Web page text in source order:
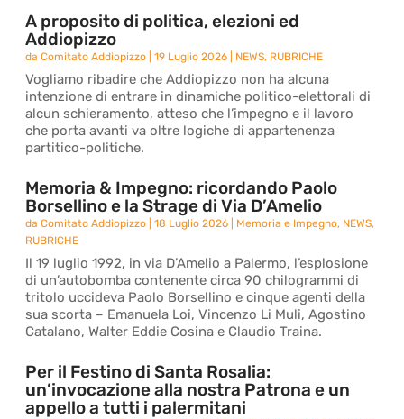
A proposito di politica, elezioni ed
Addiopizzo
daComitato Addiopizzo |19 Luglio 2026 NEWS, RUBRICHE
Vogliamo ribadire che Addiopizzo non ha alcuna
intenzione di entrare in dinamiche politico-elettorali di
alcun schieramento, atteso che l’impegno e il lavoro
che porta avanti va oltre logiche di appartenenza
partitico-politiche.
Memoria & Impegno: ricordando Paolo
Borsellino e la Strage di Via D’Amelio
daComitato Addiopizzo |18 Luglio 2026 Memoria e Impegno, NEWS,
RUBRICHE
Il 19 luglio 1992, in via D’Amelio a Palermo, l’esplosione
di un’autobomba contenente circa 90 chilogrammi di
tritolo uccideva Paolo Borsellino e cinque agenti della
sua scorta – Emanuela Loi, Vincenzo Li Muli, Agostino
Catalano, Walter Eddie Cosina e Claudio Traina.
Per il Festino di Santa Rosalia:
un’invocazione alla nostra Patrona e un
appello a tutti i palermitani